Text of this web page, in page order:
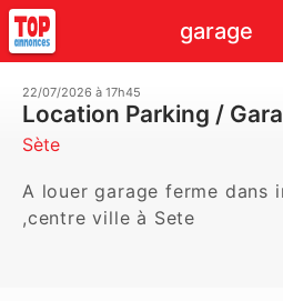
garage
22/07/2026 à 17h45
Location Parking /
Sète
A louer garage ferme dans
,centre ville à Sete